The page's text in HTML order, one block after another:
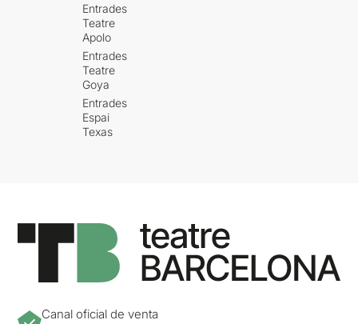
Entrades
Teatre
Apolo
Entrades
Teatre
Goya
Entrades
Espai
Texas
Canal oficial de venta